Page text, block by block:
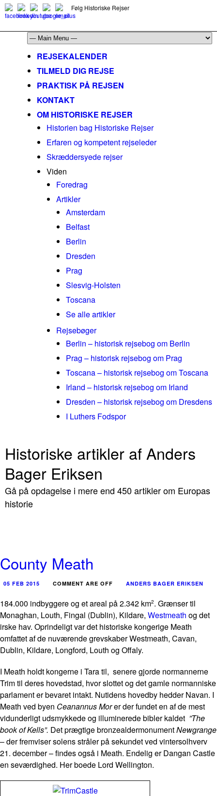
Følg Historiske Rejser
REJSEKALENDER
TILMELD DIG REJSE
PRAKTISK PÅ REJSEN
KONTAKT
OM HISTORISKE REJSER
Historien bag Historiske Rejser
Erfaren og kompetent rejseleder
Skræddersyede rejser
Viden
Foredrag
Artikler
Amsterdam
Belfast
Berlin
Dresden
Prag
Slesvig-Holsten
Toscana
Se alle artikler
Rejsebøger
Berlin – historisk rejsebog om Berlin
Prag – historisk rejsebog om Prag
Toscana – historisk rejsebog om Toscana
Irland – historisk rejsebog om Irland
Dresden – historisk rejsebog om Dresdens
I Luthers Fodspor
Historiske artikler af Anders
Bager Eriksen
Gå på opdagelse i mere end 450 artikler om Europas
historie
County Meath
05 FEB 2015 COMMENT ARE OFF ANDERS BAGER ERIKSEN
184.000 indbyggere og et areal på 2.342 km2. Grænser til
Monaghan, Louth, Fingal (Dublin), Kildare, Westmeath og det
irske hav. Oprindeligt var det historiske kongerige Meath
omfattet af de nuværende grevskaber Westmeath, Cavan,
Dublin, Kildare, Longford, Louth og Offaly.
I Meath holdt kongerne i Tara til, senere gjorde normannerne
Trim til deres hovedstad, hvor slottet og det gamle normanniske
parlament er bevaret intakt. Nutidens hovedby hedder Navan. I
Meath ved byen Ceanannus Morer der fundet en af de mest
vidunderligt udsmykkede og illuminerede bibler kaldet ”The
book of Kells”. Det prægtige bronzealdermonumentNewgrange
– der fremviser solens stråler på sekundet ved vintersolhverv
21. december – findes også i Meath. Endelig er Dangan Castle
en seværdighed. Her boede Lord Wellington.